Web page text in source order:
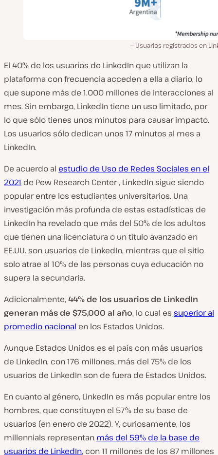
Usuarios registrados en
El 40% de los usuarios de LinkedIn que utilizan la
plataforma con frecuencia acceden a ella a diario, lo
que supone más de 1.000 millones de interacciones al
mes. Sin embargo, LinkedIn tiene un uso limitado, por
lo que sólo tienes unos minutos para causar impacto.
Los usuarios sólo dedican unos 17 minutos al mes a
LinkedIn.
De acuerdo al estudio de Uso de Redes Sociales en el
2021 de Pew Research Center , LinkedIn sigue siendo
popular entre los estudiantes universitarios. Una
investigación más profunda de estas estadísticas de
LinkedIn ha revelado que más del 50% de los adultos
que tienen una licenciatura o un título avanzado en
EE.UU. son usuarios de LinkedIn, mientras que el sitio
solo atrae al 10% de las personas cuya educación no
supera la secundaria.
Adicionalmente, 44% de los usuarios de LinkedIn
generan más de $75,000 al año, lo cual es superior al
promedio nacional en los Estados Unidos.
Aunque Estados Unidos es el país con más usuarios
de LinkedIn, con 176 millones, más del 75% de los
usuarios de LinkedIn son de fuera de Estados Unidos.
En cuanto al género, LinkedIn es más popular entre los
hombres, que constituyen el 57% de su base de
usuarios (en enero de 2022). Y, curiosamente, los
millennials representan más del 59% de la base de
usuarios de LinkedIn, con 11 millones de los 87 millones